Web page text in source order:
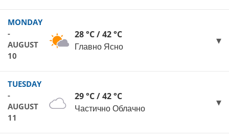
MONDAY
-
AUGUST
10
28 °C / 42 °C
Главно Ясно
TUESDAY
-
AUGUST
11
29 °C / 42 °C
Частично Облачно